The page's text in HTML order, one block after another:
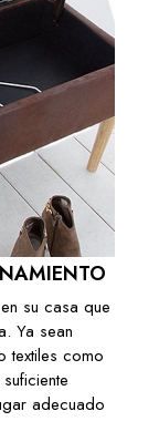
ORIENT
DESIGN
6 semaines )
379,00 €
ORGANIC
DESIGN
is
269,00 €
ORGANIC
DESIGN
semaines )
su casa que
Ya sean
textiles como
adecuado